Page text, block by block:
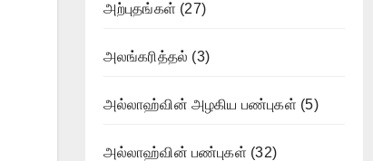
அற்புதங்கள் (27)
அலங்கரித்தல் (3)
அல்லாஹ்வின் அழகிய பண்புகள் (5)
அல்லாஹ்வின் பண்புகள் (32)